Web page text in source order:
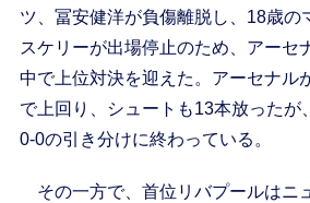
ツ、冨安健洋が負傷離脱し、18歳の
スケリーが出場停止のため、アーセ
中で上位対決を迎えた。アーセナル
で上回り、シュートも13本放ったが
0-0の引き分けに終わっている。
その一方で、首位リバプールはニ